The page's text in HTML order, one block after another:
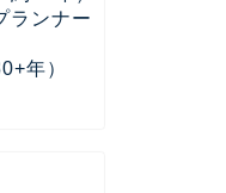
ランナー
年）